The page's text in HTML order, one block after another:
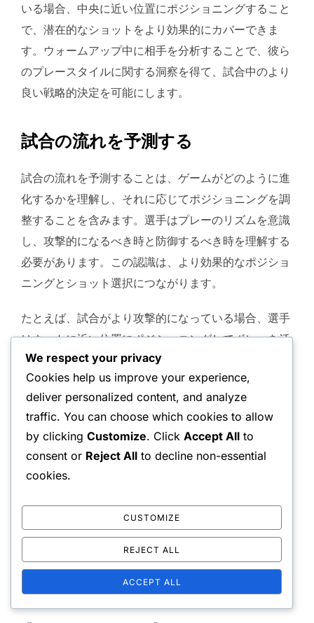
いる場合、中央に近い位置にポジショニングすること
で、潜在的なショットをより効果的にカバーできま
す。ウォームアップ中に相手を分析することで、彼ら
のプレースタイルに関する洞察を得て、試合中のより
良い戦略的決定を可能にします。
試合の流れを予測する
試合の流れを予測することは、ゲームがどのように進
化するかを理解し、それに応じてポジショニングを調
整することを含みます。選手はプレーのリズムを意識
し、攻撃的になるべき時と防御するべき時を理解する
必要があります。この認識は、より効果的なポジショ
ニングとショット選択につながります。
たとえば、試合がより攻撃的になっている場合、選手
はネットに近い位置にポジショニングしてボレーを活
かすことを選ぶかもしれません。逆に、相手が防御的
にプレーしている場合、ベースラインをカバーするた
めに少し後退する方が効果的かもしれません。
ポジショニング戦略を調整する
と迅速な意思決定が必要です。選手は、スコア、相手
のプレースタイル、コートの状況など、現在の状況に
基づいてポジションをシフトする準備をしておくべき
です。ダイナミックなアプローチは、ポイントを獲得
するチャンスを生むことができます。
We respect your privacy
Cookies help us improve your experience,
deliver personalized content, and analyze
traffic. You can choose which cookies to allow
by clicking Customize. Click Accept All to
consent or Reject All to decline non-essential
cookies.
CUSTOMIZE
REJECT ALL
ACCEPT ALL